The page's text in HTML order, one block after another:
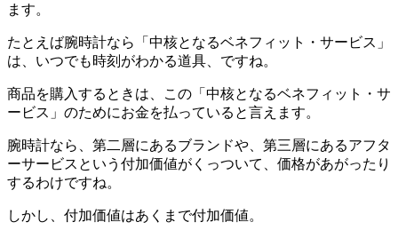
ます。
たとえば腕時計なら「中核となるベネフィット・サービス」
は、いつでも時刻がわかる道具、ですね。
商品を購入するときは、この「中核となるベネフィット・サ
ービス」のためにお金を払っていると言えます。
腕時計なら、第二層にあるブランドや、第三層にあるアフタ
ーサービスという付加価値がくっついて、価格があがったり
するわけですね。
しかし、付加価値はあくまで付加価値。